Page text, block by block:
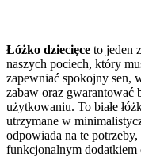
Łóżko dziecięce to jeden
naszych pociech, który
zapewniać spokojny sen,
zabaw oraz gwarantować
użytkowaniu. To białe
utrzymane w
odpowiada na te
funkcjonalnym dodatkiem